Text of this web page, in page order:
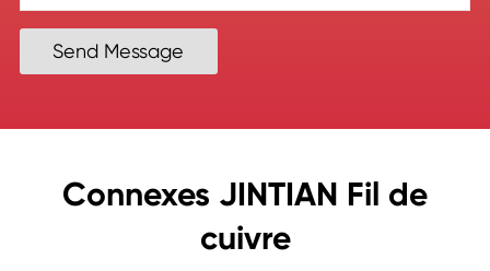
Send Message
Connexes JINTIAN Fil de
cuivre